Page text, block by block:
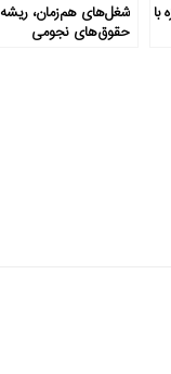
با
شغل‌های هم‌زمان، ریشه
حقوق‌های نجومی